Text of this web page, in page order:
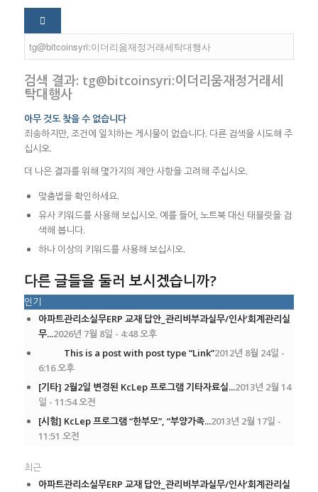
검색 결과: tg@bitcoinsyri:이더리움재정거래세
탁대행사
아무 것도 찾을 수 없습니다
죄송하지만, 조건에 일치하는 게시물이 없습니다. 다른 검색을 시도해 주
십시오.
더 나은 결과를 위해 몇가지의 제안 사항을 고려해 주십시오.
맞춤법을 확인하세요.
유사 키워드를 사용해 보십시오. 예를 들어, 노트북 대신 태블릿을 검
색해 봅니다.
하나 이상의 키워드를 사용해 보십시오.
다른 글들을 둘러 보시겠습니까?
인기
아파트관리소실무ERP 교재 답안_관리비부과실무/인사’회계관리실
무...2026년 7월 8일 - 4:48 오후
This is a post with post type “Link”2012년 8월 24일 -
6:16 오후
[기타] 2월2일 변경된 KcLep 프로그램 기타자료실...2013년 2월 14
일 - 11:54 오전
[시험] KcLep 프로그램 “한부모”, “부양가족...2013년 2월 17일 -
11:51 오전
최근
아파트관리소실무ERP 교재 답안_관리비부과실무/인사’회계관리실